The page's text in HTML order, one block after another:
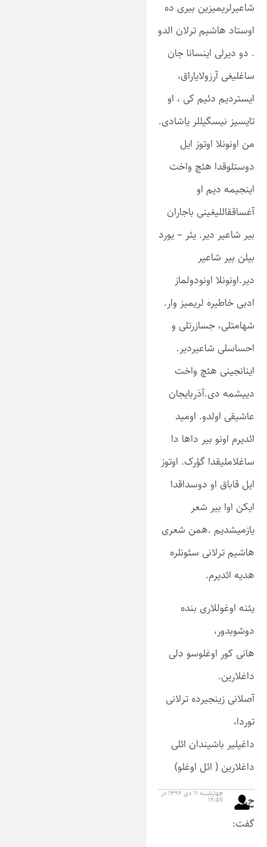
شاعیرلریمیزین بیری ده
اوستاد هاشیم ترلان الدو
. دو دیرلی اینسانا جان
ساغلیغی آرزولایاراق،
ایستردیم دئیم کی ، او
تایسیز نیسگیللر یاشادی.
من اونونلا اوتوز ایل
دوستلوقدا هئچ واخت
اینجیمه دیم او
آغساققاللیغینی باجاران
بیر شاعیر دیر. یئر – یورد
بیلن بیر شاعیر
دیر.اونونلا اونودولماز
ادبی خاطیره لریمیز وار.
شهامتلی، جسازرتلی و
احساسلی شاعیردیر.
اینانجینی هئچ واخت
دییشمه دی.آذربایجان
عاشیقی اولدو. اومید
ائدیرم اونو بیر داها دا
ساغلاملیقدا گؤرک. اوتوز
ایل قاباق او دوسداقدا
ایکن اوا بیر شعر
یازمیشدیم .همن شعری
هاشیم ترلانی سئونلره
هدیه ائدیرم.
یئنه اوغوللاری بنده
دوشوبدور،
هانی کور اوغلوسو دلی
داغلارین.
آصلانی زینجیرده ترلانی
توردا،
داغیلیر باشیندان ائلی
داغلارین ( ائل اوغلو)
ح.و
گفت:
چهارشنبه ۱۱ دی ۱۳۹۲ در
۱۲:۵۷